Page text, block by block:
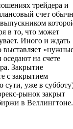
трейдера и
счет
в то, что может
Иного и ждать
выставляет
на счете
Закрытие
с закрытием
сути, уже в
рынок закрыт
в Веллингтоне.